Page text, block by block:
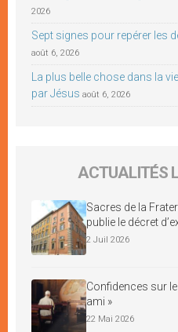
2026
Sept signes pour repérer les
août 6, 2026
La plus belle chose dans la
par Jésus août 6, 2026
ACTUALITÉS
Sacres de la
publie le décret
2 Juil 2026
Confidences sur
ami »
22 Mai 2026